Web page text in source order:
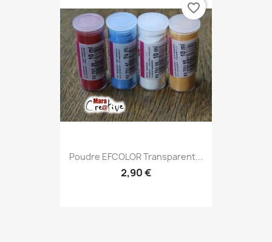
Poudre EFCOLOR Transparent...
2,90 €
favorite_border